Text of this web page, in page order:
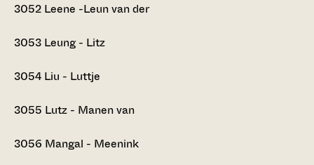
3052 Leene -Leun van der
3053 Leung - Litz
3054 Liu - Luttje
3055 Lutz - Manen van
3056 Mangal - Meenink